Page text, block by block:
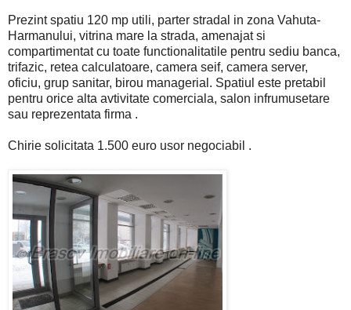
Prezint spatiu 120 mp utili, parter stradal in zona Vahuta-
Harmanului, vitrina mare la strada, amenajat si
compartimentat cu toate functionalitatile pentru sediu banca,
trifazic, retea calculatoare, camera seif, camera server,
oficiu, grup sanitar, birou managerial. Spatiul este pretabil
pentru orice alta avtivitate comerciala, salon infrumusetare
sau reprezentata firma .
Chirie solicitata 1.500 euro usor negociabil .